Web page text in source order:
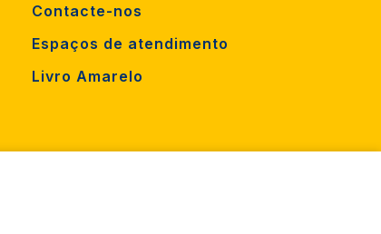
Contacte-nos
Espaços de atendimento
Livro Amarelo